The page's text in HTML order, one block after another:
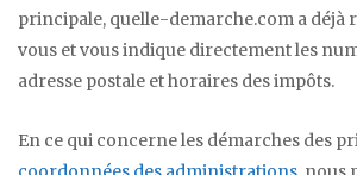
principale, quelle-demarche.com a déjà
vous et vous indique directement les
adresse postale et horaires des impôts.
En ce qui concerne les démarches des